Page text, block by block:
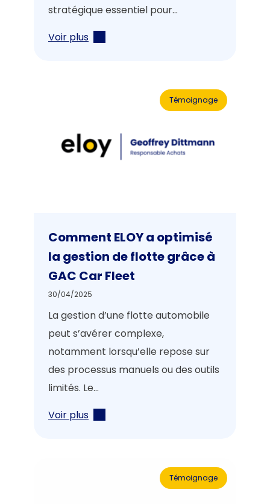
stratégique essentiel pour...
Voir plus
Témoignage
Comment ELOY a optimisé
la gestion de flotte grâce à
GAC Car Fleet
30/04/2025
La gestion d’une flotte automobile
peut s’avérer complexe,
notamment lorsqu’elle repose sur
des processus manuels ou des outils
limités. Le...
Voir plus
Témoignage